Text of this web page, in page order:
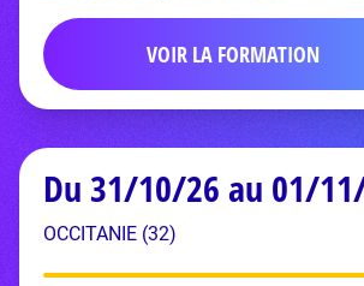
VOIR LA FORMATION
Du 31/10/26 au 01/
OCCITANIE (32)